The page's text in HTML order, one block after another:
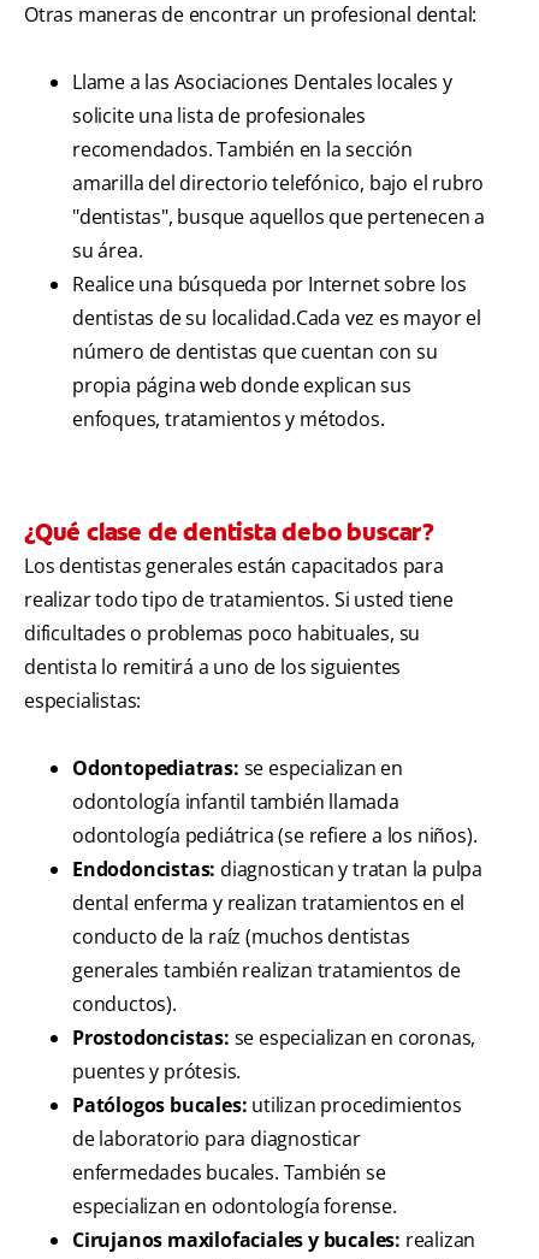
Otras maneras de encontrar un profesional dental:
Llame a las Asociaciones Dentales locales y
solicite una lista de profesionales
recomendados. También en la sección
amarilla del directorio telefónico, bajo el rubro
"dentistas", busque aquellos que pertenecen a
su área.
Realice una búsqueda por Internet sobre los
dentistas de su localidad.Cada vez es mayor el
número de dentistas que cuentan con su
propia página web donde explican sus
enfoques, tratamientos y métodos.
¿Qué clase de dentista debo buscar?
Los dentistas generales están capacitados para
realizar todo tipo de tratamientos. Si usted tiene
dificultades o problemas poco habituales, su
dentista lo remitirá a uno de los siguientes
especialistas:
Odontopediatras: se especializan en
odontología infantil también llamada
odontología pediátrica (se refiere a los niños).
Endodoncistas: diagnostican y tratan la pulpa
dental enferma y realizan tratamientos en el
conducto de la raíz (muchos dentistas
generales también realizan tratamientos de
conductos).
Prostodoncistas: se especializan en coronas,
puentes y prótesis.
Patólogos bucales: utilizan procedimientos
de laboratorio para diagnosticar
enfermedades bucales. También se
especializan en odontología forense.
Cirujanos maxilofaciales y bucales: realizan